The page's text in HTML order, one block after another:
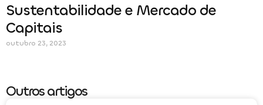
Sustentabilidade e Mercado de
Capitais
outubro 23, 2023
Outros artigos